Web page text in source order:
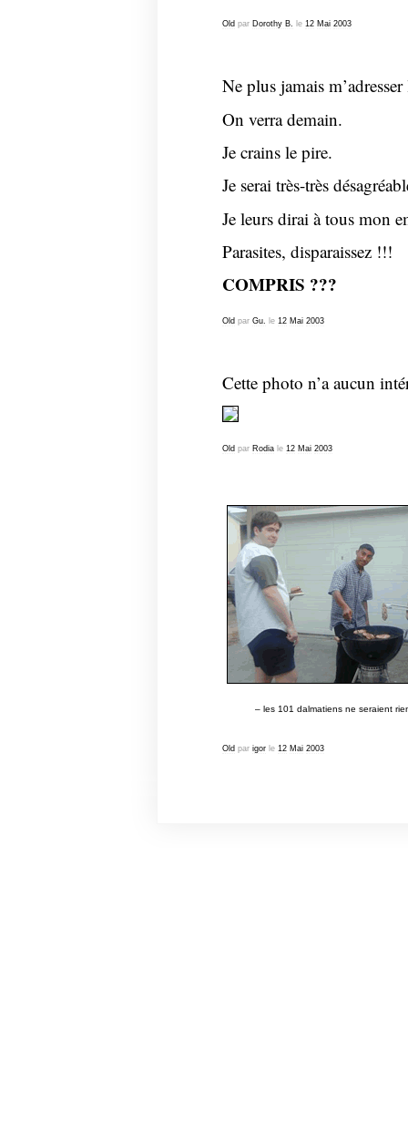
Old par Dorothy B. le 12 Mai 2003
Ne plus jamais
On verra demain.
Je crains le pire.
Je serai très-très
Je leurs dirai à tous mon
Parasites, disparaissez !!!
COMPRIS ???
Old par Gu. le 12 Mai 2003
Cette photo n’a aucun
Old par Rodiale 12 Mai 2003
– les 101 dalmatiens ne seraient
Old par igorle 12 Mai 2003